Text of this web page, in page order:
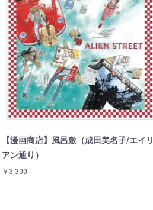
【漫画商店】風呂敷（成田美名子/エイリ
アン通り）
￥3,300